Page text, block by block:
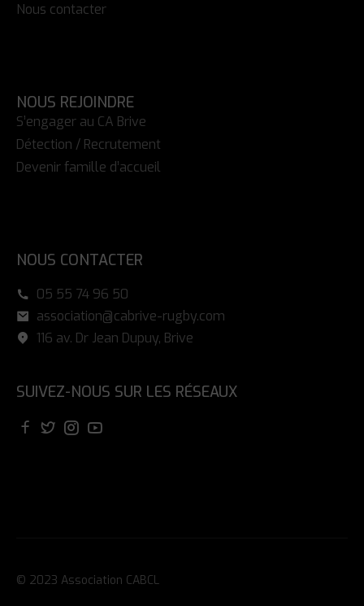
Nous contacter
NOUS REJOINDRE
S’engager au CA Brive
Détection / Recrutement
Devenir famille d’accueil
NOUS CONTACTER
05 55 74 96 50
association@cabrive-rugby.com
116 av. Dr Jean Dupuy, Brive
SUIVEZ-NOUS SUR LES RÉSEAUX
© 2023 Association CABCL